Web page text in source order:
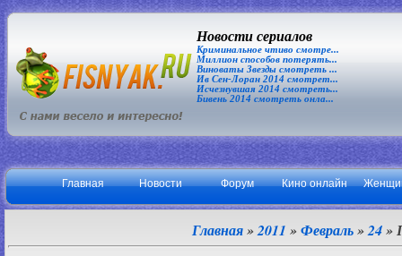
Новости сериалов
Криминальное чтиво смотре...
Миллион способов потерять...
Виноваты Звезды смотреть ...
Ив Сен-Лоран 2014 смотрет...
Исчезнувшая 2014 смотреть...
Бивень 2014 смотреть онла...
Главная Новости Форум Кино онлайн
Главная»2011 »Февраль»24»